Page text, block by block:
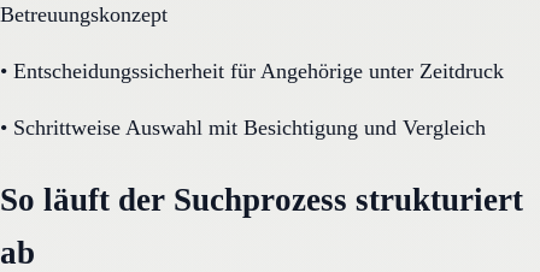
Betreuungskonzept
• Entscheidungssicherheit für Angehörige unter Zeitdruck
• Schrittweise Auswahl mit Besichtigung und Vergleich
So läuft der Suchprozess strukturiert
ab